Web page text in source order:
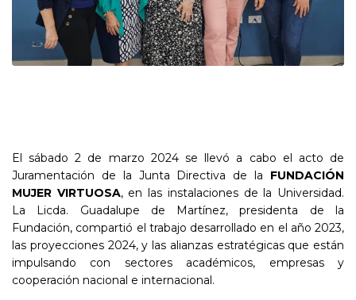
El sábado 2 de marzo 2024 se llevó a cabo el acto de
Juramentación de la Junta Directiva de la FUNDACIÓN
MUJER VIRTUOSA, en las instalaciones de la Universidad.
La Licda. Guadalupe de Martínez, presidenta de la
Fundación, compartió el trabajo desarrollado en el año 2023,
las proyecciones 2024, y las alianzas estratégicas que están
impulsando con sectores académicos, empresas y
cooperación nacional e internacional.